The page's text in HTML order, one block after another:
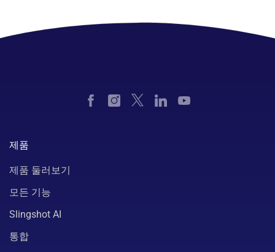
제품
제품 둘러보기
모든 기능
Slingshot AI
통합